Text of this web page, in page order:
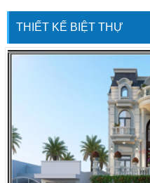
THIẾT KẾ BIỆT THỰ